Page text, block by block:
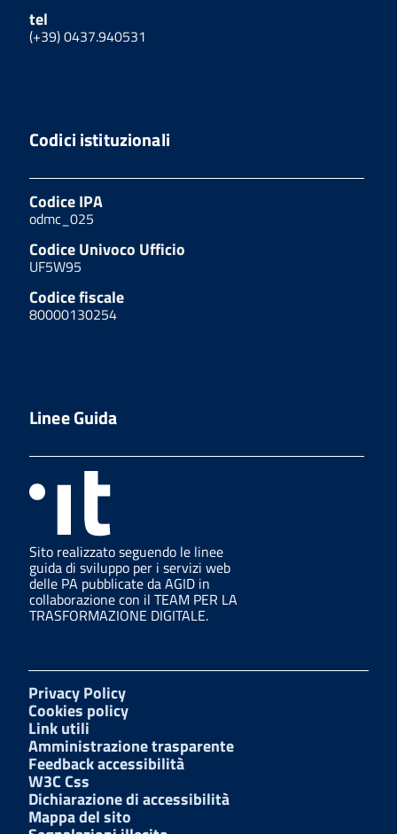
tel
(+39) 0437.940531
Codici istituzionali
Codice IPA
odmc_025
Codice Univoco Ufficio
UF5W95
Codice fiscale
80000130254
Linee Guida
Sito realizzato seguendo le linee
guida di sviluppo per i servizi web
delle PA pubblicate da AGID in
collaborazione con il TEAM PER LA
TRASFORMAZIONE DIGITALE.
Privacy Policy
Cookies policy
Link utili
Amministrazione trasparente
Feedback accessibilità
W3C Css
Dichiarazione di accessibilità
Mappa del sito